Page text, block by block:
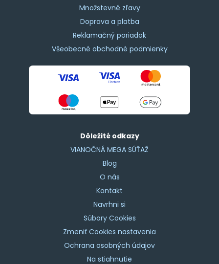
Množstevné zľavy
Doprava a platba
Reklamačný poriadok
Všeobecné obchodné podmienky
Dôležité odkazy
VIANOČNÁ MEGA SÚŤAŽ
Blog
O nás
Kontakt
Navrhni si
Súbory Cookies
Zmeniť Cookies nastavenia
Ochrana osobných údajov
Na stiahnutie